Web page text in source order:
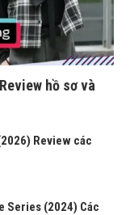
hồ sơ và
Review các
Series (2024) Các